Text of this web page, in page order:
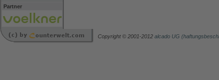
Partner
Copyright © 2001-2012 alcado UG